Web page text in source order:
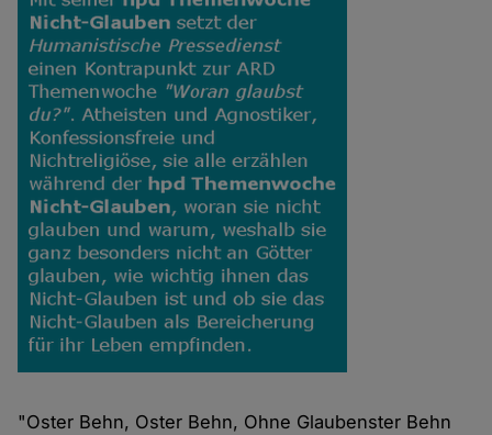
"Oster Behn, Oster Behn, Ohne Glaubenster Behn